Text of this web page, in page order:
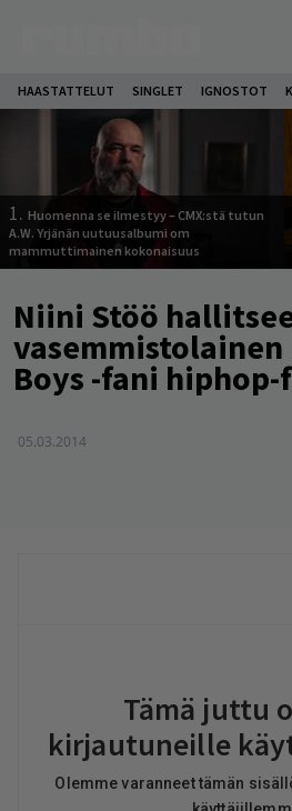
HAASTATTELUT SINGLET IGNOSTOT
1. Huomenna se ilmestyy – CMX:stä tutun
A.W. Yrjänän uutuusalbumi om
mammuttimainen kokonaisuus
Niini Stöö
vasemmistolainen
Boys -fani
05.03.2014